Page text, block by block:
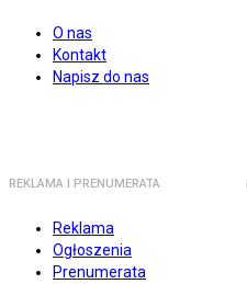
O nas
Kontakt
Napisz do nas
REKLAMA I PRENUMERATA
Reklama
Ogłoszenia
Prenumerata